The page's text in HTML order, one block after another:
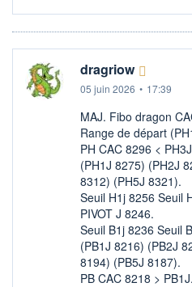
dragriow
05 juin 2026 • 17:39
MAJ. Fibo dragon
Range de départ
PH CAC 8296 <
(PH1J 8275) (PH2J
8312) (PH5J 8321).
Seuil H1j 8256 Seuil
PIVOT J 8246.
Seuil B1j 8236 Seuil
(PB1J 8216) (PB2J
8194) (PB5J 8187).
PB CAC 8218 > PB1J.